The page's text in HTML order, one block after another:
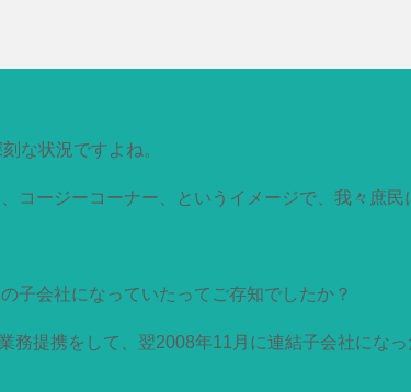
な状況ですよね。
コージーコーナー、というイメージで、我々庶
子会社になっていたってご存知でしたか？
務提携をして、翌2008年11月に連結子会社になっ